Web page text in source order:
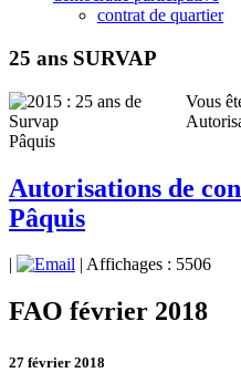
contrat de quartier
25 ans SURVAP
Vous
Pâquis
Autorisations de
Pâquis
| Affichages : 5506
FAO février 2018
27 février 2018